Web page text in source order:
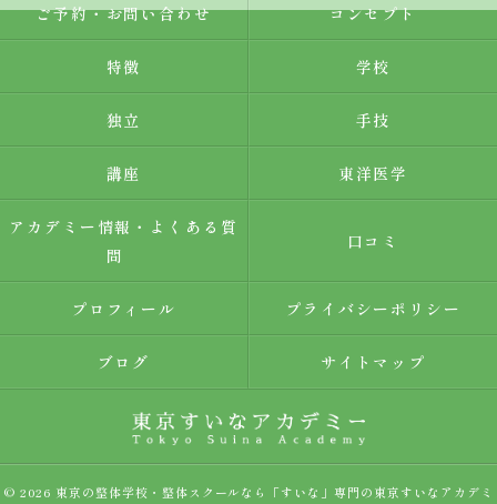
ご予約・お問い合わせ コンセプト
特徴 学校
独立 手技
講座 東洋医学
アカデミー情報・よくある質
問
口コミ
プロフィール プライバシーポリシー
ブログ サイトマップ
© 2026 東京の整体学校・整体スクールなら「すいな」専門の東京すいなアカデミ